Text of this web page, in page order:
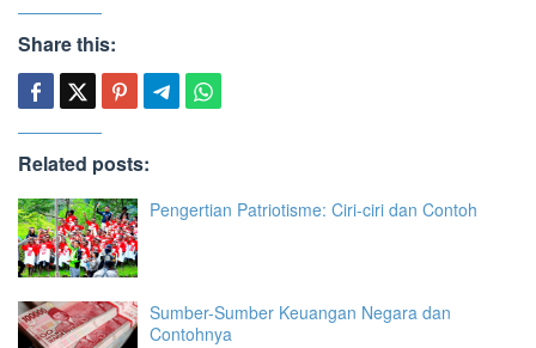
Share this:
Related posts:
Pengertian Patriotisme: Ciri-ciri dan Contoh
Sumber-Sumber Keuangan Negara dan
Contohnya